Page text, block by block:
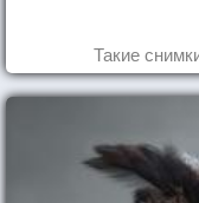
Такие